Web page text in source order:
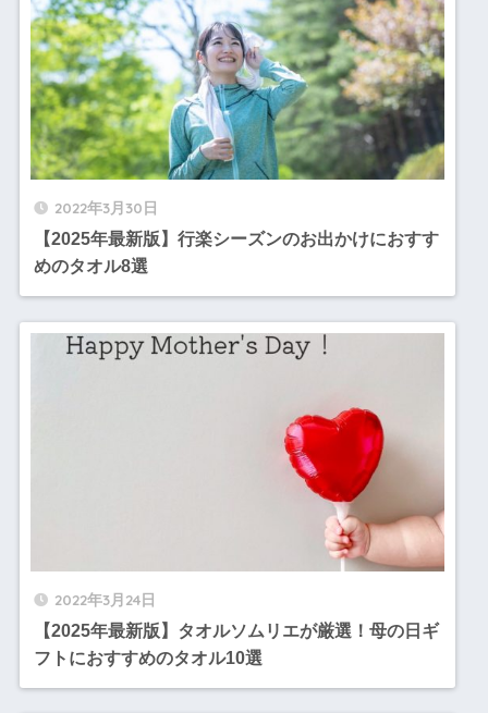
2022年3月30日
【2025年最新版】行楽シーズンのお出かけにおすす
めのタオル8選
2022年3月24日
【2025年最新版】タオルソムリエが厳選！母の日ギ
フトにおすすめのタオル10選